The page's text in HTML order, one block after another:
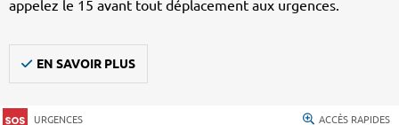
appelez le 15 avant tout déplacement aux urgences.
EN SAVOIR PLUS
URGENCES ACCÈS RAPIDES